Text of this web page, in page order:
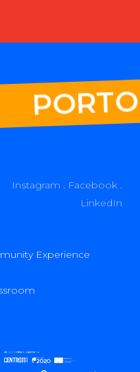
Instagram Facebook.
LinkedIn
Experience